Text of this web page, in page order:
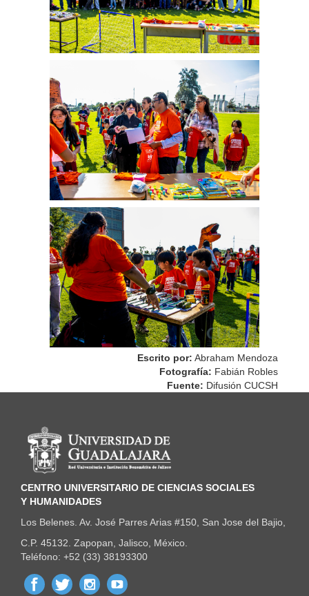
Escrito por: Abraham Mendoza
Fotografía: Fabián Robles
Fuente: Difusión CUCSH
Información del portal
CENTRO UNIVERSITARIO DE CIENCIAS SOCIALES
Y HUMANIDADES
Los Belenes. Av. José Parres Arias #150, San Jose del Bajio,
C.P. 45132. Zapopan, Jalisco, México.
Teléfono: +52 (33) 38193300